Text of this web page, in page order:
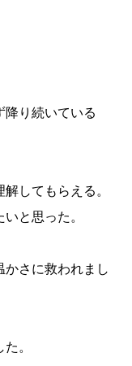
降り続いている
してもらえる。
と思った。
かさに救われまし
。